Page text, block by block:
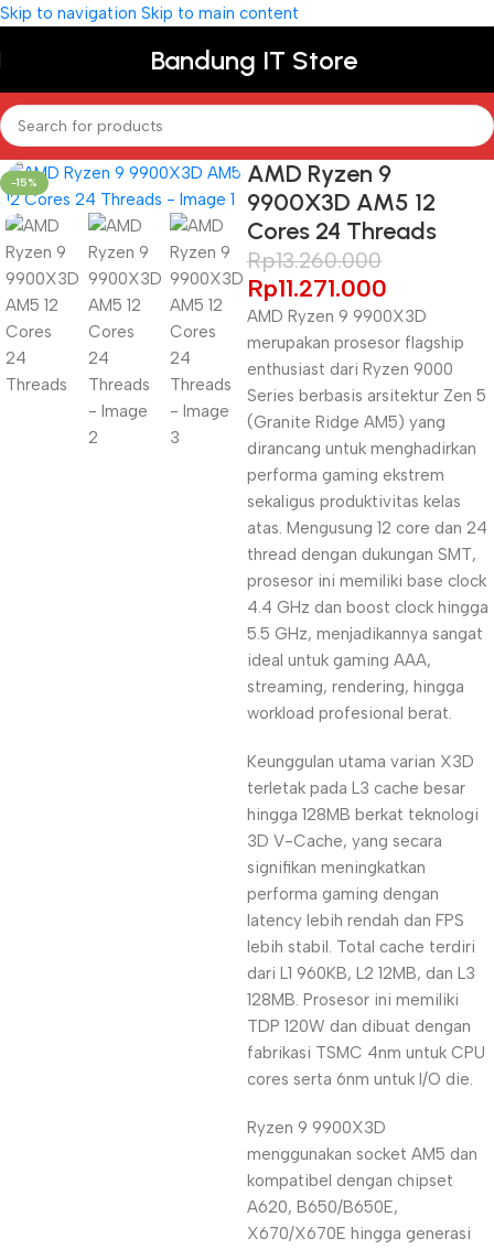
Skip to navigation Skip to main content
Bandung IT Store
-15%
AMD Ryzen 9
9900X3D AM5 12
Cores 24 Threads
Rp13.260.000
Rp11.271.000
AMD Ryzen 9 9900X3D
merupakan prosesor flagship
enthusiast dari Ryzen 9000
Series berbasis arsitektur Zen 5
(Granite Ridge AM5) yang
dirancang untuk menghadirkan
performa gaming ekstrem
sekaligus produktivitas kelas
atas. Mengusung 12 core dan 24
thread dengan dukungan SMT,
prosesor ini memiliki base clock
4.4 GHz dan boost clock hingga
5.5 GHz, menjadikannya sangat
ideal untuk gaming AAA,
streaming, rendering, hingga
workload profesional berat.
Keunggulan utama varian X3D
terletak pada L3 cache besar
hingga 128MB berkat teknologi
3D V-Cache, yang secara
signifikan meningkatkan
performa gaming dengan
latency lebih rendah dan FPS
lebih stabil. Total cache terdiri
dari L1 960KB, L2 12MB, dan L3
128MB. Prosesor ini memiliki
TDP 120W dan dibuat dengan
fabrikasi TSMC 4nm untuk CPU
cores serta 6nm untuk I/O die.
Ryzen 9 9900X3D
menggunakan socket AM5 dan
kompatibel dengan chipset
A620, B650/B650E,
X670/X670E hingga generasi